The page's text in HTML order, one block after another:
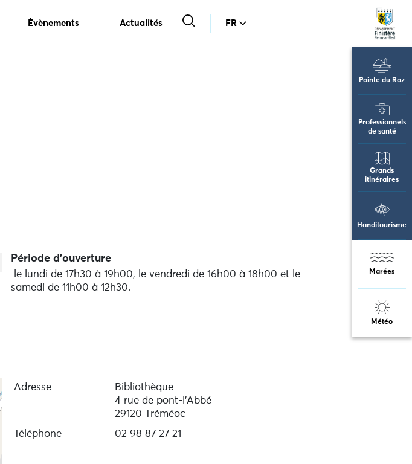
Évènements Actualités FR
Pointe du Raz
Professionnels
de santé
Grands
itinéraires
Handitourisme
Marées
Météo
Période d'ouverture
le lundi de 17h30 à 19h00, le vendredi de 16h00 à 18h00 et le
samedi de 11h00 à 12h30.
Adresse
Bibliothèque
4 rue de pont-l'Abbé
29120 Tréméoc
Téléphone
02 98 87 27 21